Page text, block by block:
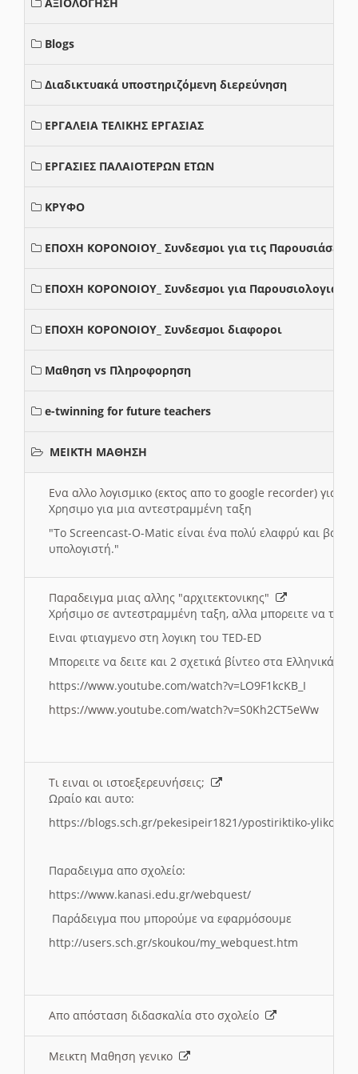
Blogs
Διαδικτυακά υποστηριζόμενη διερεύνηση
ΕΡΓΑΛΕΙΑ ΤΕΛΙΚΗΣ ΕΡΓΑΣΙΑΣ
ΕΡΓΑΣΙΕΣ ΠΑΛΑΙΟΤΕΡΩΝ ΕΤΩΝ
ΚΡΥΦΟ
ΕΠΟΧΗ ΚΟΡΟΝΟΙΟΥ_ Συνδεσμοι για τις Παρουσιάσεις
ΕΠΟΧΗ ΚΟΡΟΝΟΙΟΥ_ Συνδεσμοι για Παρουσιολογια
ΕΠΟΧΗ ΚΟΡΟΝΟΙΟΥ_ Συνδεσμοι διαφοροι
Μαθηση vs Πληροφορηση
e-twinning for future teachers
ΜΕΙΚΤΗ ΜΑΘΗΣΗ
Ενα αλλο λογισμικο (εκτος απο το google recorder) για
Χρησιμο για μια αντεστραμμένη ταξη
"To Screencast-O-Matic είναι ένα πολύ ελαφρύ και
υπολογιστή."
Παραδειγμα μιας αλλης "αρχιτεκτονικης"
Χρήσιμο σε αντεστραμμένη ταξη, αλλα μπορειτε να το
Ειναι φτιαγμενο στη λογικη του TED-ED
Μπορειτε να δειτε και 2 σχετικά βίντεο στα Ελληνικά:
https://www.youtube.com/watch?v=LO9F1kcKB_I
https://www.youtube.com/watch?v=S0Kh2CT5eWw
Τι ειναι οι ιστοεξερευνήσεις;
Ωραίο και αυτο:
https://blogs.sch.gr/pekesipeir1821/ypostiriktiko-yliko/
Παραδειγμα απο σχολείο:
https://www.kanasi.edu.gr/webquest/
Παράδειγμα που μπορούμε να εφαρμόσουμε
http://users.sch.gr/skoukou/my_webquest.htm
Απο απόσταση διδασκαλία στο σχολείο
Μεικτη Μαθηση γενικο